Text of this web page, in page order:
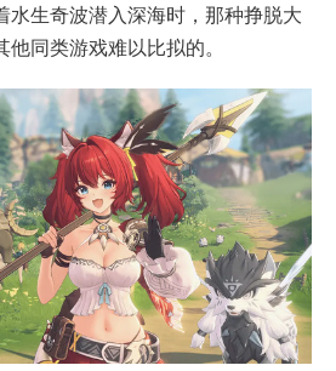
水生奇波潜入深海时，那种挣脱大
同类游戏难以比拟的。